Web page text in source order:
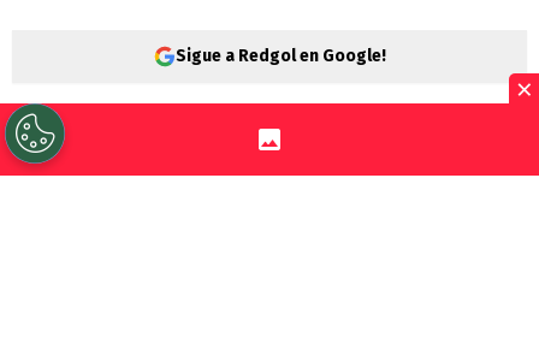
Sigue a Redgol en Google!
Cobresal Unión La Calera
×